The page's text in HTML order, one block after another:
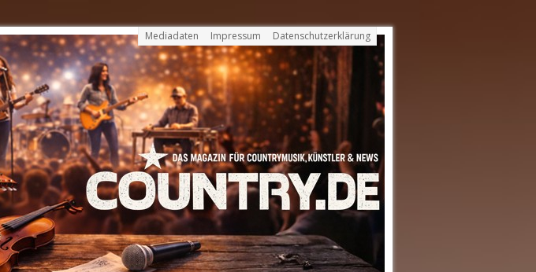
Mediadaten Impressum Datenschutzerklärung